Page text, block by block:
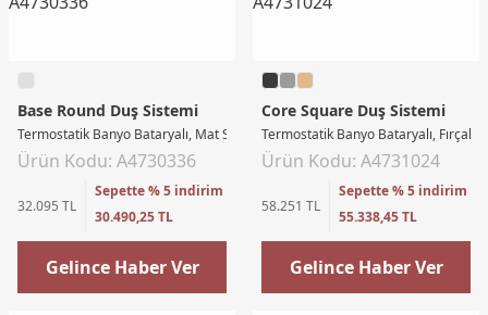
Base Round Duş Sistemi
Termostatik Banyo Bataryalı, Mat Siyah
Ürün Kodu: A4730336
32.095 TL
Sepette % 5 indirim
30.490,25 TL
Gelince Haber Ver
Core Square Duş Sistemi
Termostatik Banyo Bataryalı, Fırçalı
Ürün Kodu: A4731024
58.251 TL
Sepette % 5 indirim
55.338,45 TL
Gelince Haber Ver